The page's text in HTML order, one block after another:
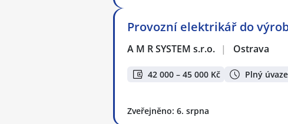
Provozní elektrikář do
A M R SYSTEM s.r.o. | Ostrava
42 000 – 45 000 Kč Plný
Zveřejněno: 6. srpna